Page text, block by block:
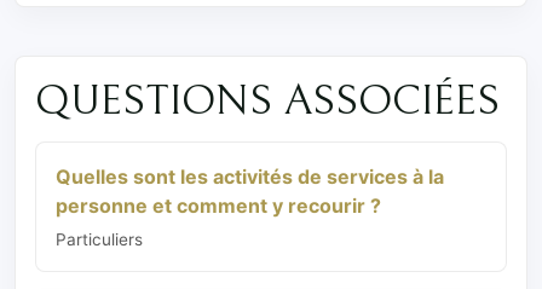
QUESTIONS ASSOCIÉES
Quelles sont les activités de services à la
personne et comment y recourir ?
Particuliers